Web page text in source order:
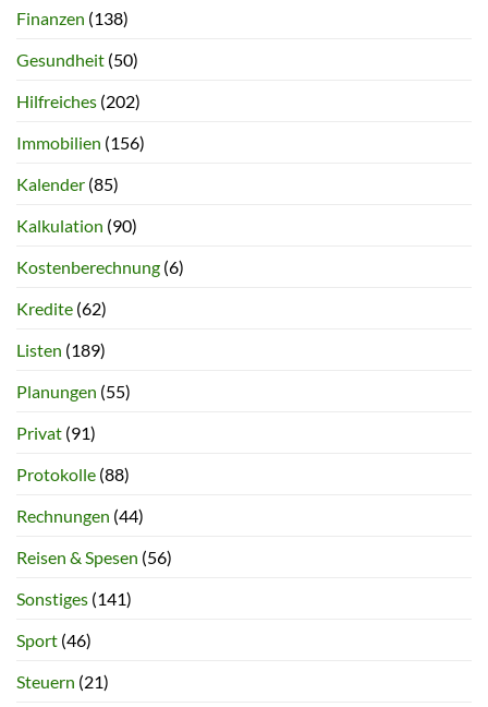
Finanzen (138)
Gesundheit (50)
Hilfreiches (202)
Immobilien (156)
Kalender (85)
Kalkulation (90)
Kostenberechnung (6)
Kredite (62)
Listen (189)
Planungen (55)
Privat (91)
Protokolle (88)
Rechnungen (44)
Reisen & Spesen (56)
Sonstiges (141)
Sport (46)
Steuern (21)